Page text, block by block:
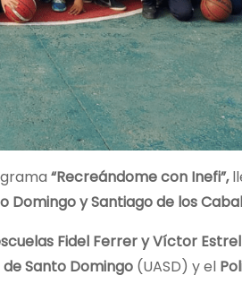
“Recreándome con Inefi”,
Domingo y Santiago de los
Fidel Ferrer y Víctor
Santo Domingo (UASD) y el